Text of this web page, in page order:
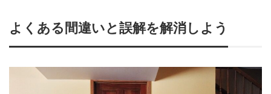
よくある間違いと誤解を解消しよう